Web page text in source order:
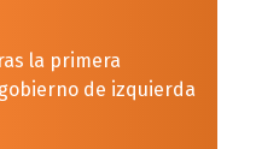
la primera
de izquierda